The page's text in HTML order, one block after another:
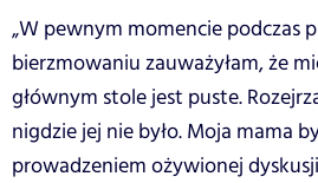
„W pewnym momencie podczas
bierzmowaniu zauważyłam, że
głównym stole jest puste.
nigdzie jej nie było. Moja mama
prowadzeniem ożywionej